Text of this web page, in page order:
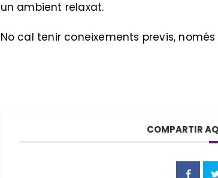
un ambient relaxat.
No cal tenir coneixements previs,
COMPARTIR